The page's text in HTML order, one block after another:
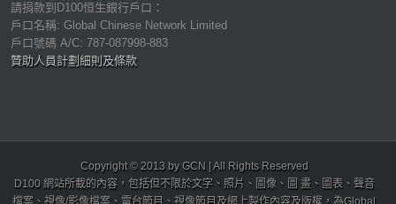
請捐款到D100恒生銀行戶口：
戶口名稱: Global Chinese Network Limited
戶口號碼 A/C: 787-087998-883
贊助人員計劃細則及條款
Copyright © 2013 by GCN | All Rights Reserved
D100 網站所載的內容，包括但不限於文字、照片、圖像、圖 畫、圖表、聲音
檔案、視像/影像檔案、電台節目、視像節目及網上製作內容及版權，為Global